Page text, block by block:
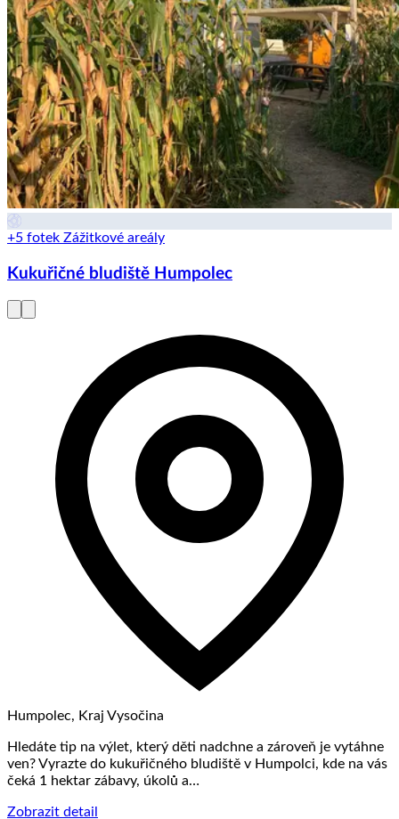
+5 fotek Zážitkové areály
Kukuřičné bludiště Humpolec
Humpolec, Kraj Vysočina
Hledáte tip na výlet, který děti nadchne a zároveň je vytáhne
ven? Vyrazte do kukuřičného bludiště v Humpolci, kde na vás
čeká 1 hektar zábavy, úkolů a…
Zobrazit detail